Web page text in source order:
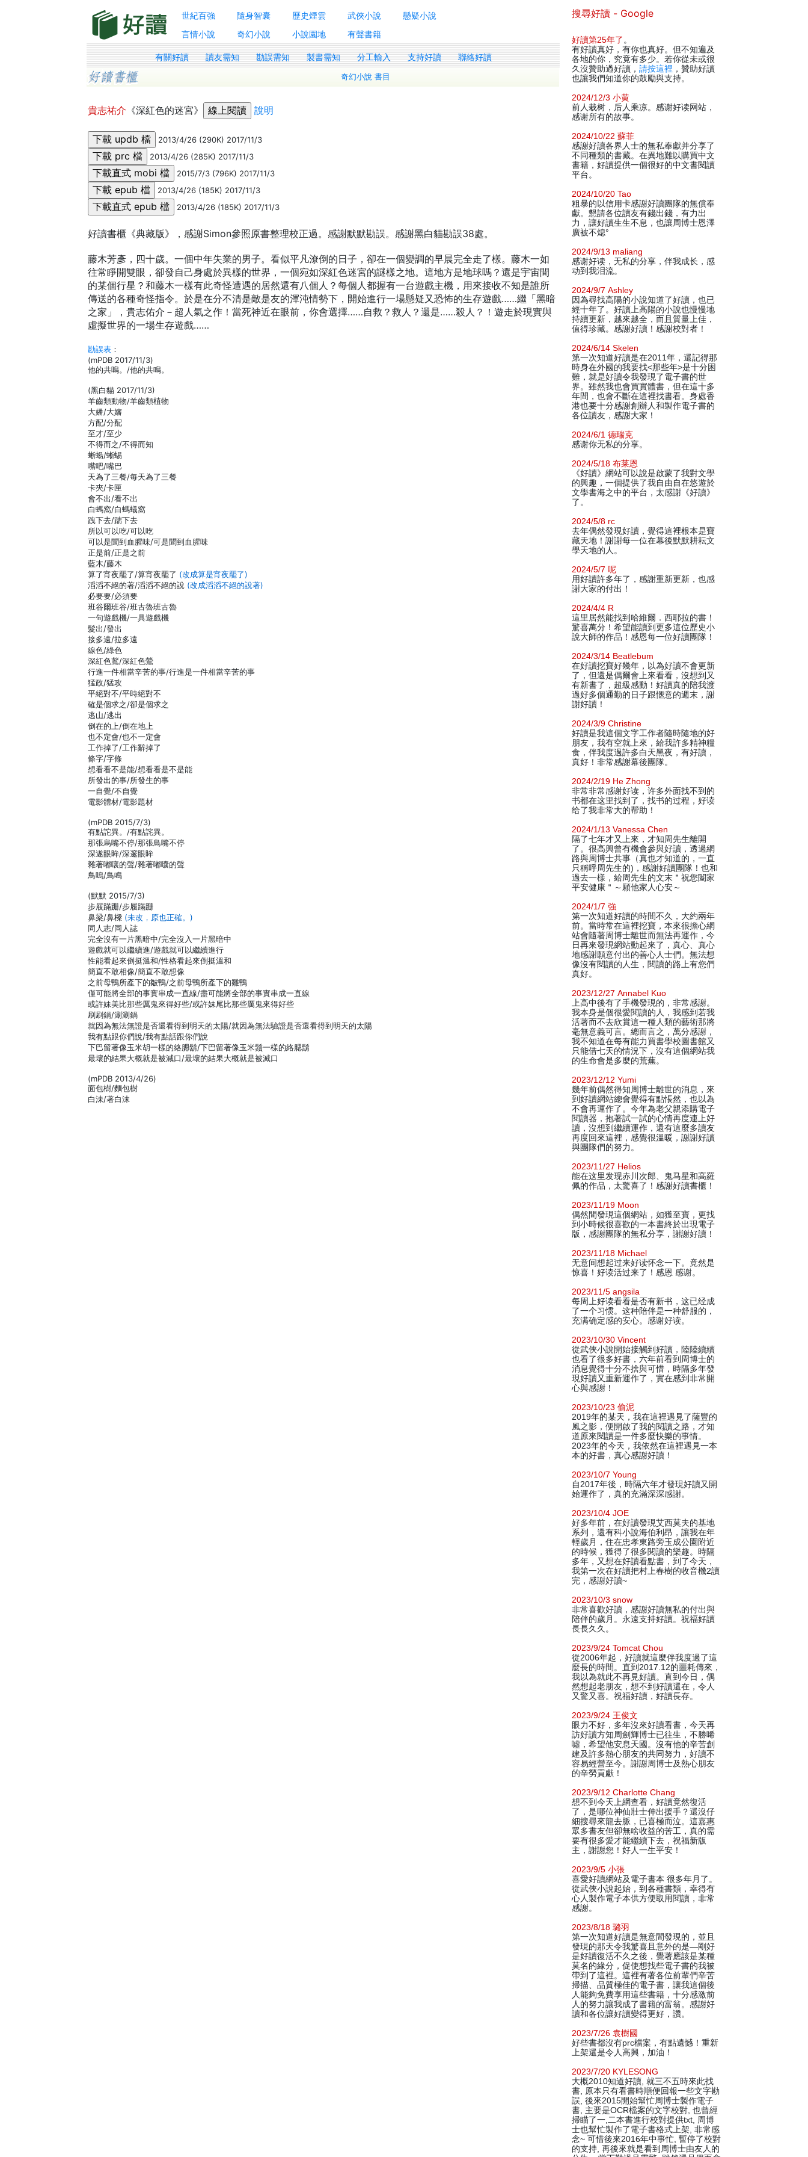
世紀百強 隨身智囊 歷史煙雲 武俠小說
懸疑小說
言情小說
奇幻小說 小說園地 有聲書籍
有關好讀 讀友需知 勘誤需知 製書需知 分工輸入 支持好讀 聯絡好讀
奇幻小說 書目
貴志祐介 《深紅色的迷宮》 說明
2013/4/26 (290K) 2017/11/3
2013/4/26 (285K) 2017/11/3
2015/7/3 (796K) 2017/11/3
2013/4/26 (185K) 2017/11/3
2013/4/26 (185K) 2017/11/3
好讀書櫃《典藏版》，感謝Simon參照原書整理校正過。感謝默默勘誤。感謝黑白貓勘誤38處。
藤木芳彥，四十歲。一個中年失業的男子。看似平凡潦倒的日子，卻在一個變調的早晨完全走了樣。藤木一如
往常睜開雙眼，卻發自己身處於異樣的世界，一個宛如深紅色迷宮的謎樣之地。這地方是地球嗎？還是宇宙間
的某個行星？和藤木一樣有此奇怪遭遇的居然還有八個人？每個人都握有一台遊戲主機，用來接收不知是誰所
傳送的各種奇怪指令。於是在分不清是敵是友的渾沌情勢下，開始進行一場懸疑又恐怖的生存遊戲……繼「黑暗
之家」，貴志佑介－超人氣之作！當死神近在眼前，你會選擇……自救？救人？還是……殺人？！遊走於現實與
虛擬世界的一場生存遊戲……
勘誤表 ：
(mPDB 2017/11/3)
他的共嗚。/他的共鳴。
(黑白貓 2017/11/3)
羊齒類動物/羊齒類植物
大嬏/大嬸
方配/分配
至才/至少
不得而之/不得而知
蜥蝪/蜥蜴
嘴吧/嘴巴
天為了三餐/每天為了三餐
卡夾/卡匣
會不出/看不出
白螞窩/白螞蟻窩
跩下去/踹下去
所以可以吃/可以吃
可以是聞到血腥味/可是聞到血腥味
正是前/正是之前
藍木/藤木
算了宵夜罷了/算宵夜罷了 (改成算是宵夜罷了)
滔滔不絕的著/滔滔不絕的說 (改成滔滔不絕的說著)
必要要/必須要
班谷爾班谷/班古魯班古魯
一句遊戲機/一具遊戲機
髮出/發出
接多遠/拉多遠
線色/綠色
深紅色鶑/深紅色鶯
行進一件相當辛苦的事/行進是一件相當辛苦的事
猛政/猛攻
平絕對不/平時絕對不
確是個求之/卻是個求之
逃山/逃出
倒在的上/倒在地上
也不定會/也不一定會
工作掉了/工作辭掉了
條字/字條
想看看不是能/想看看是不是能
所發出的事/所發生的事
一自覺/不自覺
電影體材/電影題材
(mPDB 2015/7/3)
有點詑異。/有點詫異。
那張烏嘴不停/那張鳥嘴不停
深遂眼眸/深邃眼眸
雜著嘟嚷的聲/雜著嘟囔的聲
鳥嗚/鳥鳴
(默默 2015/7/3)
步屐蹣跚/步履蹣跚
鼻梁/鼻樑 (未改，原也正確。)
同人志/同人誌
完全沒有一片黑暗中/完全沒入一片黑暗中
遊戲就可以繼續進/遊戲就可以繼續進行
性能看起來倒挺溫和/性格看起來倒挺溫和
簡直不敢相像/簡直不敢想像
之前母鴨所產下的皺鴨/之前母鴨所產下的雛鴨
僅可能將全部的事實串成一直線/盡可能將全部的事實串成一直線
或許妹美比那些厲鬼來得好些/或許妹尾比那些厲鬼來得好些
刷刷鍋/涮涮鍋
就因為無法無證是否還看得到明天的太陽/就因為無法驗證是否還看得到明天的太陽
我有點跟你們說/我有點話跟你們說
下巴留著像玉米胡一樣的絡腮鬍/下巴留著像玉米鬚一樣的絡腮鬍
最壞的結果大概就是被減口/最壞的結果大概就是被滅口
(mPDB 2013/4/26)
面包樹/麵包樹
白沬/著白沫
搜尋好讀 - Google
好讀第25年了 。
有好讀真好，有你也真好。但不知遍及
各地的你，究竟有多少。若你從未或很
久沒贊助過好讀， 請按這裡 ，贊助好讀
也讓我們知道你的鼓勵與支持。
2024/12/3 小黄
前人栽树，后人乘凉。感谢好读网站，
感谢所有的故事。
2024/10/22 蘇菲
感謝好讀各界人士的無私奉獻并分享了
不同種類的書藏。在異地難以購買中文
書籍，好讀提供一個很好的中文書閱讀
平台。
2024/10/20 Tao
粗暴的以信用卡感謝好讀團隊的無償奉
獻。懇請各位讀友有錢出錢，有力出
力，讓好讀生生不息，也讓周博士恩澤
廣被不熄°
2024/9/13 maliang
感谢好读，无私的分享，伴我成长，感
动到我泪流。
2024/9/7 Ashley
因為尋找高陽的小說知道了好讀，也已
經十年了。好讀上高陽的小說也慢慢地
持續更新，越來越全，而且質量上佳，
值得珍藏。感謝好讀！感謝校對者！
2024/6/14 Skelen
第一次知道好讀是在2011年，還記得那
時身在外國的我要找<那些年>是十分困
難，就是好讀令我發現了電子書的世
界。雖然我也會買實體書，但在這十多
年間，也會不斷在這裡找書看。身處香
港也要十分感謝創辦人和製作電子書的
各位讀友，感謝大家！
2024/6/1 德瑞克
感谢你无私的分享。
2024/5/18 布莱恩
《好讀》網站可以說是啟蒙了我對文學
的興趣，一個提供了我自由自在悠遊於
文學書海之中的平台，太感謝《好讀》
了。
2024/5/8 rc
去年偶然發現好讀，覺得這裡根本是寶
藏天地！謝謝每一位在幕後默默耕耘文
學天地的人。
2024/5/7 呢
用好讀許多年了，感謝重新更新，也感
謝大家的付出！
2024/4/4 R
這里居然能找到哈維爾．西耶拉的書！
驚喜萬分！希望能讀到更多這位歷史小
說大師的作品！感恩每一位好讀團隊！
2024/3/14 Beatlebum
在好讀挖寶好幾年，以為好讀不會更新
了，但還是偶爾會上來看看，沒想到又
有新書了，超級感動！好讀真的陪我渡
過好多個通勤的日子跟愜意的週末，謝
謝好讀！
2024/3/9 Christine
好讀是我這個文字工作者隨時隨地的好
朋友，我有空就上來，給我許多精神糧
食，伴我度過許多白天黑夜，有好讀，
真好！非常感謝幕後團隊。
2024/2/19 He Zhong
非常非常感谢好读，许多外面找不到的
书都在这里找到了，找书的过程，好读
给了我非常大的帮助！
2024/1/13 Vanessa Chen
隔了七年才又上來，才知周先生離開
了。很高興曾有機會參與好讀，透過網
路與周博士共事（真也才知道的，一直
只稱呼周先生的)，感謝好讀團隊！也和
過去一樣，給周先生的文末＂祝您闔家
平安健康＂～願他家人心安～
2024/1/7 強
第一次知道好讀的時間不久，大約兩年
前。當時常在這裡挖寶，本來很擔心網
站會隨著周博士離世而無法再運作，今
日再來發現網站動起來了，真心、真心
地感謝願意付出的善心人士們。無法想
像沒有閱讀的人生，閱讀的路上有您們
真好。
2023/12/27 Annabel Kuo
上高中後有了手機發現的，非常感謝。
我本身是個很愛閱讀的人，我感到若我
活著而不去欣賞這一種人類的藝術那將
毫無意義可言。總而言之，萬分感謝，
我不知道在每有能力買書學校圖書館又
只能借七天的情況下，沒有這個網站我
的生命會是多麼的荒蕪。
2023/12/12 Yumi
幾年前偶然得知周博士離世的消息，來
到好讀網站總會覺得有點悵然，也以為
不會再運作了。今年為老父親添購電子
閱讀器，抱著試一試的心情再度連上好
讀，沒想到繼續運作，還有這麼多讀友
再度回來這裡，感覺很溫暖，謝謝好讀
與團隊們的努力。
2023/11/27 Helios
能在这里发现赤川次郎、鬼马星和高羅
佩的作品，太驚喜了！感謝好讀書櫃！
2023/11/19 Moon
偶然間發現這個網站，如獲至寶，更找
到小時候很喜歡的一本書終於出現電子
版，感謝團隊的無私分享，謝謝好讀！
2023/11/18 Michael
无意间想起过来好读怀念一下。竟然是
惊喜！好读活过来了！感恩 感谢。
2023/11/5 angsila
每周上好读看看是否有新书，这已经成
了一个习惯。这种陪伴是一种舒服的，
充满确定感的安心。感谢好读。
2023/10/30 Vincent
從武俠小說開始接觸到好讀，陸陸續續
也看了很多好書，六年前看到周博士的
消息覺得十分不捨與可惜，時隔多年發
現好讀又重新運作了，實在感到非常開
心與感謝！
2023/10/23 偷泥
2019年的某天，我在這裡遇見了薩豐的
風之影，便開啟了我的閱讀之路，才知
道原來閱讀是一件多麼快樂的事情。
2023年的今天，我依然在這裡遇見一本
本的好書，真心感謝好讀！
2023/10/7 Young
自2017年後，時隔六年才發現好讀又開
始運作了，真的充滿深深感謝。
2023/10/4 JOE
好多年前，在好讀發現艾西莫夫的基地
系列，還有科小說海伯利昂，讓我在年
輕歲月，住在忠孝東路旁玉成公園附近
的時候，獲得了很多閱讀的樂趣。時隔
多年，又想在好讀看點書，到了今天，
我第一次在好讀把村上春樹的收音機2讀
完，感謝好讀~
2023/10/3 snow
非常喜歡好讀，感謝好讀無私的付出與
陪伴的歲月。永遠支持好讀。祝福好讀
長長久久。
2023/9/24 Tomcat Chou
從2006年起，好讀就這麼伴我度過了這
麼長的時間。直到2017.12的噩耗傳來，
我以為就此不再見好讀。直到今日，偶
然想起老朋友，想不到好讀還在，令人
又驚又喜。祝福好讀，好讀長存。
2023/9/24 王俊文
眼力不好，多年沒來好讀看書，今天再
訪好讀方知周劍輝博士已往生，不勝唏
噓，希望他安息天國。沒有他的辛苦創
建及許多熱心朋友的共同努力，好讀不
容易經營至今。謝謝周博士及熱心朋友
的辛勞貢獻！
2023/9/12 Charlotte Chang
想不到今天上網查看，好讀竟然復活
了，是哪位神仙壯士伸出援手？還沒仔
細搜尋來龍去脈，已喜極而泣。這嘉惠
眾多書友但卻無啥收益的苦工，真的需
要有很多愛才能繼續下去，祝福新版
主，謝謝您！好人一生平安！
2023/9/5 小張
喜愛好讀網站及電子書本 很多年月了。
從武俠小說起始，到各種書類，幸得有
心人製作電子本供方便取用閱讀，非常
感謝。
2023/8/18 璐羽
第一次知道好讀是無意間發現的，並且
發現的那天令我驚喜且意外的是—剛好
是好讀復活不久之後，覺著應該是某種
莫名的緣分，促使想找些電子書的我被
帶到了這裡。這裡有著各位前輩們辛苦
掃描、品質極佳的電子書，讓我這個後
人能夠免費享用這些書籍，十分感激前
人的努力讓我成了書籍的富翁。感謝好
讀和各位讓好讀變得更好，讚。
2023/7/26 袁樹國
好些書都沒有prc檔案，有點遺憾！重新
上架還是令人高興，加油！
2023/7/20 KYLESONG
大概2010知道好讀, 就三不五時來此找
書, 原本只有看書時順便回報一些文字勘
誤, 後來2015開始幫忙周博士製作電子
書, 主要是OCR檔案的文字校對, 也曾經
掃瞄了一,二本書進行校對提供txt, 周博
士也幫忙製作了電子書格式上架, 非常感
念~ 可惜後來2016年中事忙, 暫停了校對
的支持, 再後來就是看到周博士由友人的